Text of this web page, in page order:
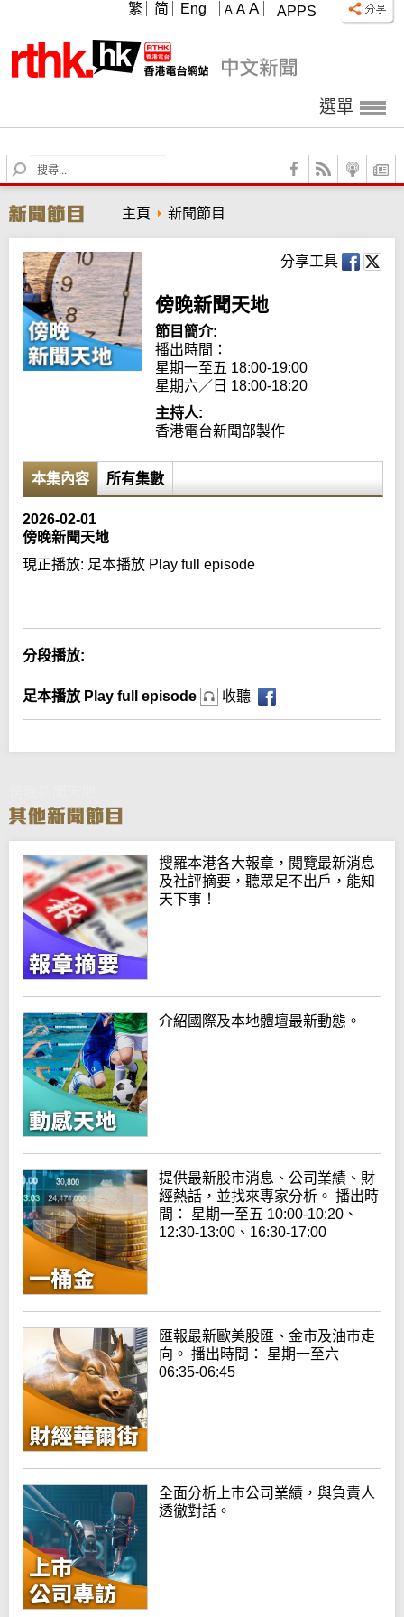
APPS
A A A
繁 简 Eng
選單
S
e
r
c
h
主頁 新聞節目
分享工具
傍晚新聞天地
節目簡介:
播出時間：
星期一至五 18:00-19:00
星期六／日 18:00-18:20
主持人:
香港電台新聞部製作
本集內容 所有集數
2026-02-01
傍晚新聞天地
現正播放: 足本播放 Play full episode
分段播放:
足本播放 Play full episode 收聽
搜羅本港各大報章，閱覽最新消息
及社評摘要，聽眾足不出戶，能知
天下事！
介紹國際及本地體壇最新動態。
提供最新股市消息、公司業績、財
經熱話，並找來專家分析。 播出時
間： 星期一至五 10:00-10:20、
12:30-13:00、16:30-17:00
匯報最新歐美股匯、金市及油市走
向。 播出時間： 星期一至六
06:35-06:45
全面分析上巿公司業績，與負責人
透徹對話。